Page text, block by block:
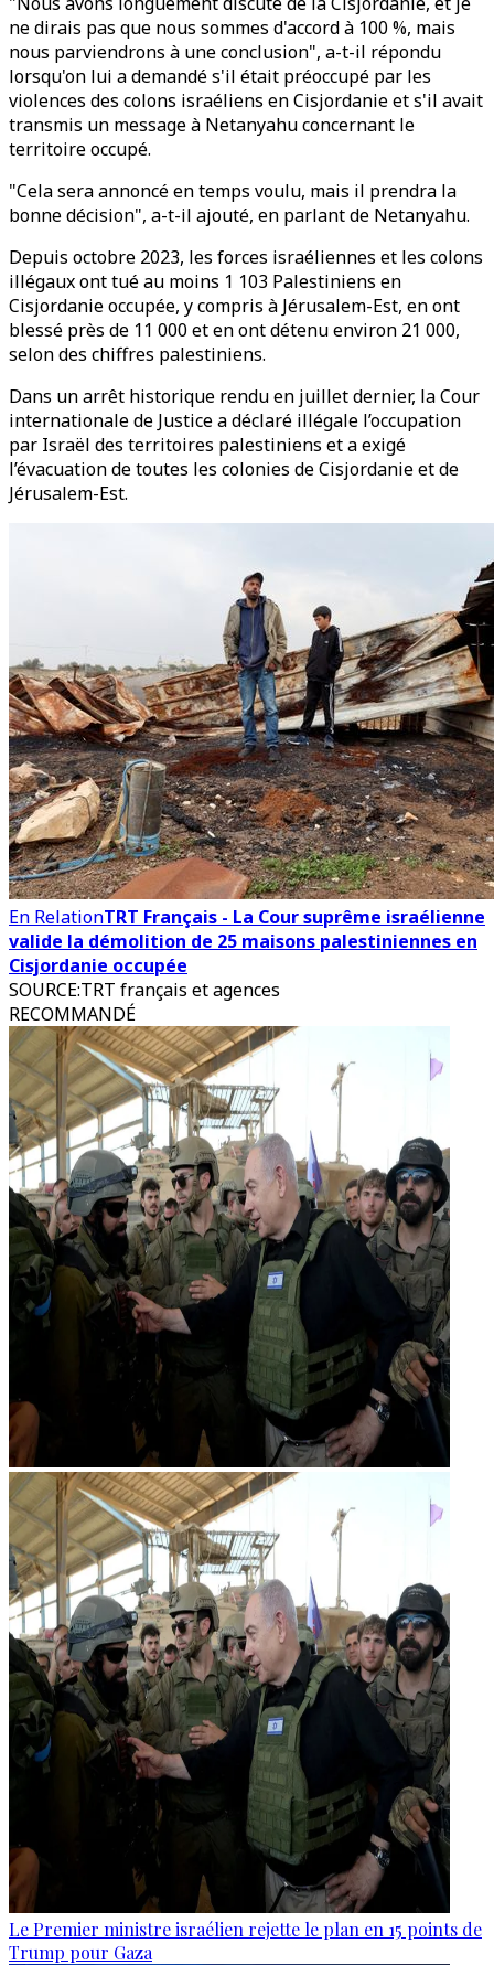
ne dirais pas que nous sommes d'accord à 100 %, mais
nous parviendrons à une conclusion", a-t-il répondu
lorsqu'on lui a demandé s'il était préoccupé par les
violences des colons israéliens en Cisjordanie et s'il avait
transmis un message à Netanyahu concernant le
territoire occupé.
"Cela sera annoncé en temps voulu, mais il prendra la
bonne décision", a-t-il ajouté, en parlant de Netanyahu.
Depuis octobre 2023, les forces israéliennes et les colons
illégaux ont tué au moins 1 103 Palestiniens en
Cisjordanie occupée, y compris à Jérusalem-Est, en ont
blessé près de 11 000 et en ont détenu environ 21 000,
selon des chiffres palestiniens.
Dans un arrêt historique rendu en juillet dernier, la Cour
internationale de Justice a déclaré illégale l’occupation
par Israël des territoires palestiniens et a exigé
l’évacuation de toutes les colonies de Cisjordanie et de
Jérusalem-Est.
En RelationTRT Français - La Cour suprême israélienne
valide la démolition de 25 maisons palestiniennes en
Cisjordanie occupée
SOURCE:TRT français et agences
RECOMMANDÉ
Le Premier ministre israélien rejette le plan en 15 points de
Trump pour Gaza